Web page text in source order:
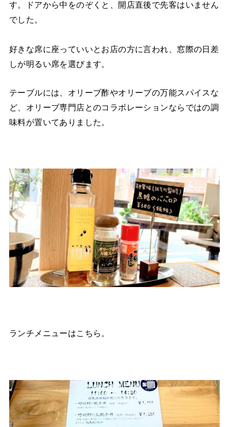
す。ドアから中をのぞくと、開店直後で先客はいません
でした。
好きな席に座っていいとお店の方に言われ、窓際の日差
しが明るい席を選びます。
テーブルには、オリーブ酢やオリーブの万能スパイスな
ど、オリーブ専門店とのコラボレーションならではの調
味料が置いてありました。
ランチメニューはこちら。